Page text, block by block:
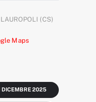
(CS)
Maps
DICEMBRE 2025